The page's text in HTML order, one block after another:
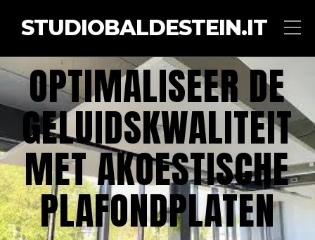
STUDIOBALDESTEIN.IT
OPTIMALISEER DE
GELUIDSKWALITEIT
MET AKOESTISCHE
PLAFONDPLATEN